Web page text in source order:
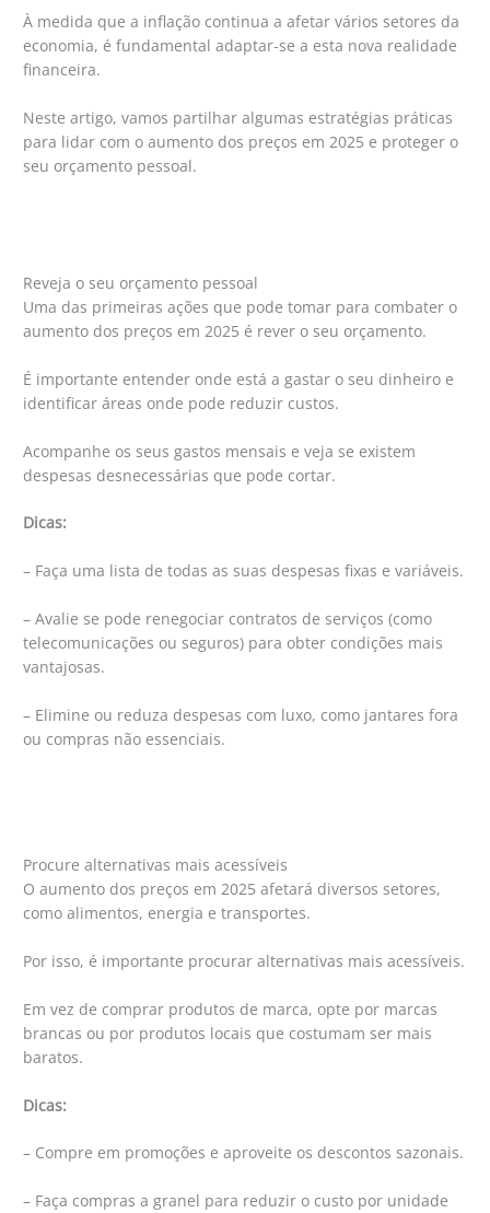
À medida que a inflação continua a afetar vários setores da
economia, é fundamental adaptar-se a esta nova realidade
financeira.
Neste artigo, vamos partilhar algumas estratégias práticas
para lidar com o aumento dos preços em 2025 e proteger o
seu orçamento pessoal.
Reveja o seu orçamento pessoal
Uma das primeiras ações que pode tomar para combater o
aumento dos preços em 2025 é rever o seu orçamento.
É importante entender onde está a gastar o seu dinheiro e
identificar áreas onde pode reduzir custos.
Acompanhe os seus gastos mensais e veja se existem
despesas desnecessárias que pode cortar.
Dicas:
– Faça uma lista de todas as suas despesas fixas e variáveis.
– Avalie se pode renegociar contratos de serviços (como
telecomunicações ou seguros) para obter condições mais
vantajosas.
– Elimine ou reduza despesas com luxo, como jantares fora
ou compras não essenciais.
Procure alternativas mais acessíveis
O aumento dos preços em 2025 afetará diversos setores,
como alimentos, energia e transportes.
Por isso, é importante procurar alternativas mais acessíveis.
Em vez de comprar produtos de marca, opte por marcas
brancas ou por produtos locais que costumam ser mais
baratos.
Dicas:
– Compre em promoções e aproveite os descontos sazonais.
– Faça compras a granel para reduzir o custo por unidade